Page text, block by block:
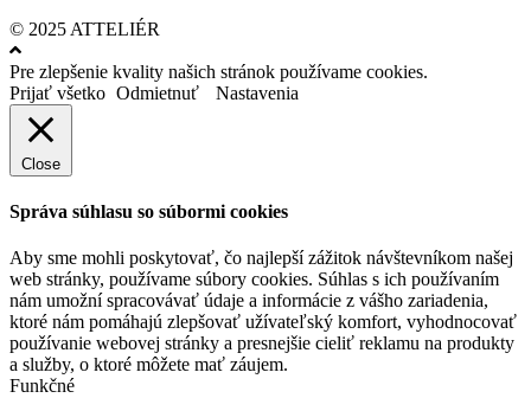
© 2025 ATTELIÉR
Pre zlepšenie kvality našich stránok používame cookies.
Prijať všetko Odmietnuť Nastavenia
Close
Správa súhlasu so súbormi cookies
Aby sme mohli poskytovať, čo najlepší zážitok návštevníkom našej
web stránky, používame súbory cookies. Súhlas s ich používaním
nám umožní spracovávať údaje a informácie z vášho zariadenia,
ktoré nám pomáhajú zlepšovať užívateľský komfort, vyhodnocovať
používanie webovej stránky a presnejšie cieliť reklamu na produkty
a služby, o ktoré môžete mať záujem.
Funkčné